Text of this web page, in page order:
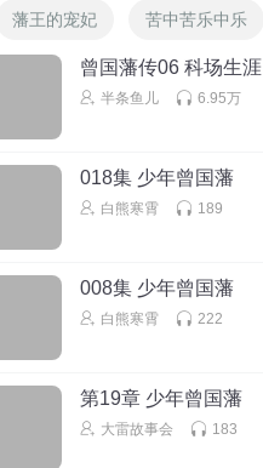
藩王的宠妃 苦中苦乐中乐
曾国藩传06 科场生涯
半条鱼儿 6.95万
018集 少年曾国藩
白熊寒霄 189
008集 少年曾国藩
白熊寒霄 222
第19章 少年曾国藩
大雷故事会 183